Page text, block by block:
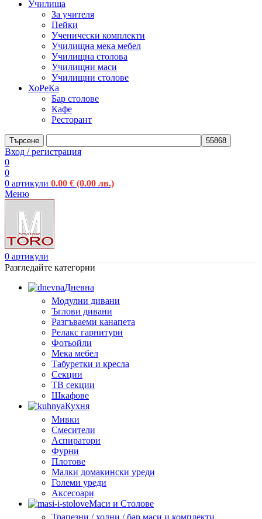
Училища
За учителя
Пейки
Ученически комплекти
Училищна мека мебел
Училищна столова
Училищни маси
Училищни столове
ХоРеКа
Бар столове
Кафе
Ресторант
Търсене
Вход / регистрация
0
0
0 артикули 0.00 € (0.00 лв.)
Меню
0 артикули
Разгледайте категории
Дневна
Модулни дивани
Ъглови дивани
Разгъваеми канапета
Релакс гарнитури
Фотьойли
Мека мебел
Табуретки и кресла
Секции
ТВ секции
Шкафове
Кухня
Мивки
Смесители
Аспиратори
Фурни
Плотове
Малки домакински уреди
Големи уреди
Аксесоари
Маси и Столове
Трапезни / холни / бар маси и комплекти